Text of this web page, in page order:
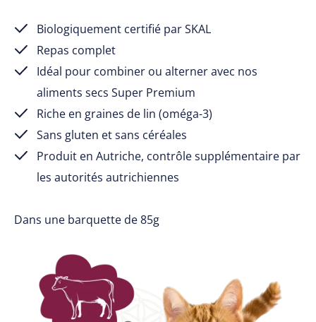
Biologiquement certifié par SKAL
Repas complet
Idéal pour combiner ou alterner avec nos
aliments secs Super Premium
Riche en graines de lin (oméga-3)
Sans gluten et sans céréales
Produit en Autriche, contrôle supplémentaire par
les autorités autrichiennes
Dans une barquette de 85g